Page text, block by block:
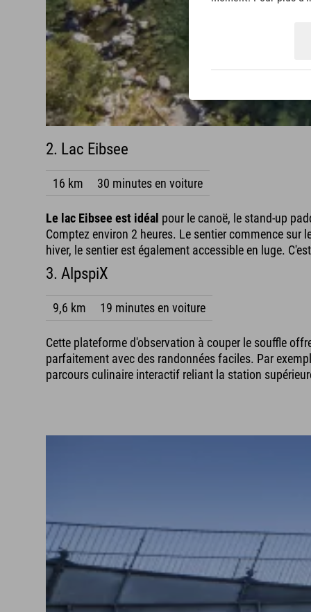
2. Lac Eibsee
16 km 30 minutes en voiture
Le lac Eibsee est idéal pour le canoë, le stand-up
Comptez environ 2 heures. Le sentier commence
hiver, le sentier est également accessible en luge.
3. AlpspiX
9,6 km 19 minutes en voiture
Cette plateforme d'observation à couper le souffle
parfaitement avec des randonnées faciles. Par
parcours culinaire interactif reliant la station